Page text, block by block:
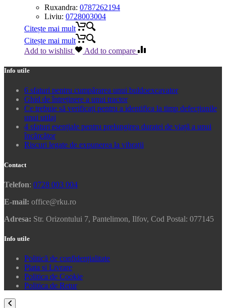
Ruxandra: 0787262194
Liviu: 0728003004
Citește mai mult
Citește mai mult
Add to wishlist
Add to compare
Info utile
6 sfaturi pentru cumpărarea unui buldoexcavator
Ghid de întreținere a unui tractor
Ce trebuie să verificați pentru a identifica la timp defecțiunile
unui utilaj
4 sfaturi esențiale pentru prelungirea duratei de viață a unui
încărcător
Riscuri legate de expunerea la vibrații
Contact
Telefon: 0728 003 004
E-mail: office@rku.ro
Adresa: Str. Orizontului 7, Pantelimon, Ilfov, Cod Postal: 077145
Info utile
Politică de confidențialitate
Plata si Livrare
Politica de Cookie
Politica de Retur